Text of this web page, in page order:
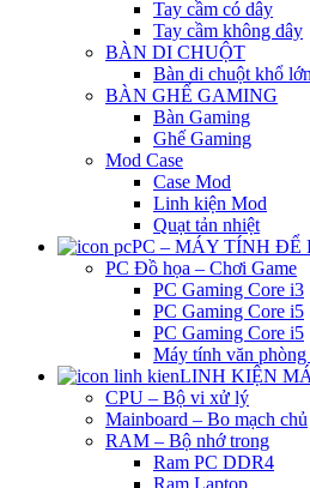
Tay cầm có dây
Tay cầm không dây
BÀN DI CHUỘT
Bàn di chuột khổ lớn
BÀN GHẾ GAMING
Bàn Gaming
Ghế Gaming
Mod Case
Case Mod
Linh kiện Mod
Quạt tản nhiệt
PC – MÁY TÍNH ĐỂ
PC Đồ họa – Chơi Game
PC Gaming Core i3
PC Gaming Core i5
PC Gaming Core i5
Máy tính văn phòng
LINH KIỆN
CPU – Bộ vi xử lý
Mainboard – Bo mạch chủ
RAM – Bộ nhớ trong
Ram PC DDR4
Ram Laptop